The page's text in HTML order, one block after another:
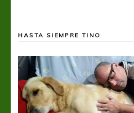
HASTA SIEMPRE TINO